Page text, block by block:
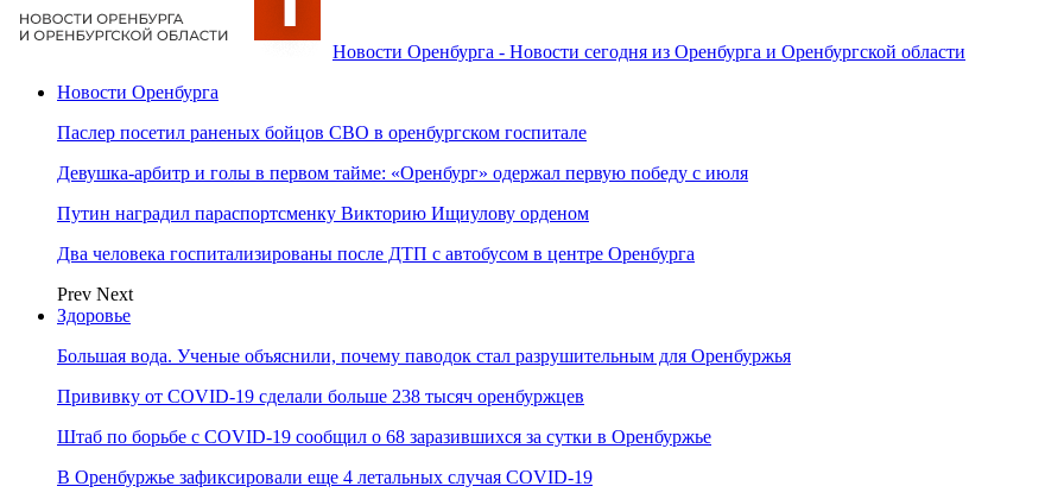
Новости Оренбурга - Новости сегодня из Оренбурга и Оренбургской области
Новости Оренбурга
Паслер посетил раненых бойцов СВО в оренбургском госпитале
Девушка-арбитр и голы в первом тайме: «Оренбург» одержал первую победу с июля
Путин наградил параспортсменку Викторию Ищиулову орденом
Два человека госпитализированы после ДТП с автобусом в центре Оренбурга
Prev Next
Здоровье
Большая вода. Ученые объяснили, почему паводок стал разрушительным для Оренбуржья
Прививку от COVID-19 сделали больше 238 тысяч оренбуржцев
Штаб по борьбе с СOVID-19 сообщил о 68 заразившихся за сутки в Оренбуржье
В Оренбуржье зафиксировали еще 4 летальных случая COVID-19